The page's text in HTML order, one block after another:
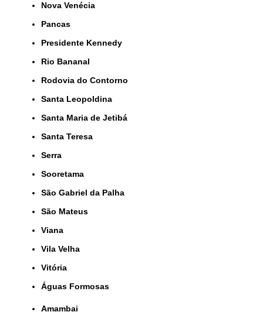
Nova Venécia
Pancas
Presidente Kennedy
Rio Bananal
Rodovia do Contorno
Santa Leopoldina
Santa Maria de Jetibá
Santa Teresa
Serra
Sooretama
São Gabriel da Palha
São Mateus
Viana
Vila Velha
Vitória
Águas Formosas
Amambai